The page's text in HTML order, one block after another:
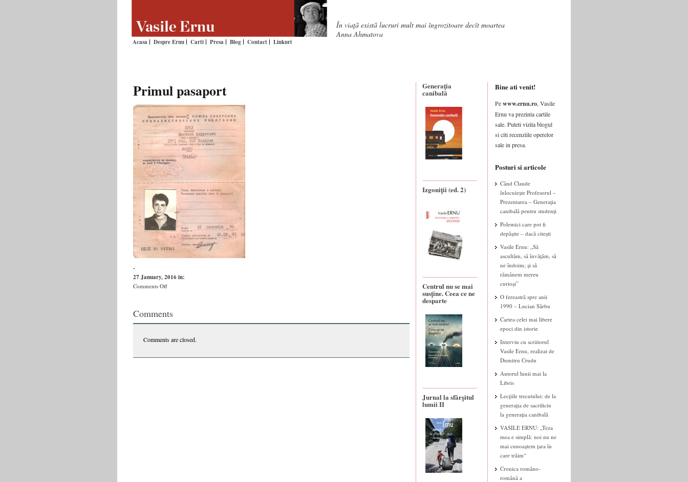
Acasa Despre Ernu Carti Presa Blog Contact Linkuri
În viaţă există lucruri mult mai îngrozitoare decît moartea
Anna Ahmatova
Primul pasaport
-
27 January, 2016in:
Comments Offon
Comments
Comments are closed.
Generaţia
canibală
Izgoniții (ed. 2)
Centrul nu se mai
susține. Ceea ce ne
desparte
Jurnal la sfârșitul
lumii II
Bine ati venit!
Pewww.ernu.ro, Vasile
Ernu va prezinta cartile
sale. Puteti vizita blogul
si citi recenziile operelor
sale in presa.
Posturi si articole
Când Claude
înlocuiește Profesorul –
Prezentarea – Generația
canibală pentru studenți
Polemici care pot fi
depășite – dacă citești
Vasile Ernu: „Să
ascultăm, să învățăm, să
ne îndoim; și să
rămânem mereu
curioși”
O fereastră spre anii
1990 – Lucian Sârbu
Cartea celei mai libere
epoci din istorie
Interviu cu scriitorul
Vasile Ernu, realizat de
Dumitru Crudu
Autorul lunii mai la
Libris
Lecțiile trecutului: de la
generația de sacrificiu
la generația canibală
VASILE ERNU: „Teza
mea e simplă: noi nu ne
mai cunoaștem țara în
care trăim“
Cronica româno-
română a